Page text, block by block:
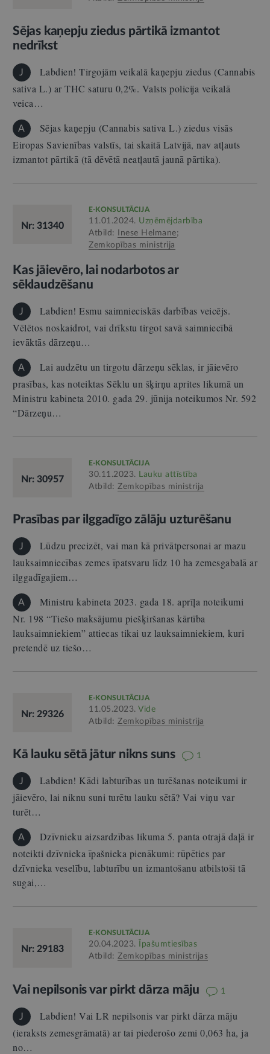
Sējas kaņepju ziedus pārtikā izmantot
nedrīkst
J
Labdien! Tirgojām veikalā kaņepju ziedus (Cannabis
sativa L.) ar THC saturu 0,2%. Valsts policija veikalā
veica…
A
Sējas kaņepju (Cannabis sativa L.) ziedus visās
Eiropas Savienības valstīs, tai skaitā Latvijā, nav atļauts
izmantot pārtikā (tā dēvētā neatļautā jaunā pārtika).
Nr: 31340
E-KONSULTĀCIJA
11.01.2024. Uzņēmējdarbība
Atbild:
Inese Helmane;
Zemkopības ministrija
Kas jāievēro, lai nodarbotos ar
sēklaudzēšanu
J
Labdien! Esmu saimnieciskās darbības veicējs.
Vēlētos noskaidrot, vai drīkstu tirgot savā saimniecībā
ievāktās dārzeņu…
A
Lai audzētu un tirgotu dārzeņu sēklas, ir jāievēro
prasības, kas noteiktas Sēklu un šķirņu aprites likumā un
Ministru kabineta 2010. gada 29. jūnija noteikumos Nr. 592
“Dārzeņu…
Nr: 30957
E-KONSULTĀCIJA
30.11.2023. Lauku attīstība
Atbild: Zemkopības ministrija
Prasības par ilggadīgo zālāju uzturēšanu
J
Lūdzu precizēt, vai man kā privātpersonai ar mazu
lauksaimniecības zemes īpatsvaru līdz 10 ha zemesgabalā ar
ilggadīgajiem…
A
Ministru kabineta 2023. gada 18. aprīļa noteikumi
Nr. 198 “Tiešo maksājumu piešķiršanas kārtība
lauksaimniekiem” attiecas tikai uz lauksaimniekiem, kuri
pretendē uz tiešo…
Nr: 29326
E-KONSULTĀCIJA
11.05.2023. Vide
Atbild: Zemkopības ministrija
Kā lauku sētā jātur nikns suns 1
J
Labdien! Kādi labturības un turēšanas noteikumi ir
jāievēro, lai niknu suni turētu lauku sētā? Vai viņu var
turēt…
A
Dzīvnieku aizsardzības likuma 5. panta otrajā daļā ir
noteikti dzīvnieka īpašnieka pienākumi: rūpēties par
dzīvnieka veselību, labturību un izmantošanu atbilstoši tā
sugai,…
Nr: 29183
E-KONSULTĀCIJA
20.04.2023.
Īpašumtiesības
Atbild: Zemkopības ministrijas
Vai nepilsonis var pirkt dārza māju 1
J
Labdien! Vai LR nepilsonis var pirkt dārza māju
(ieraksts zemesgrāmatā) ar tai piederošo zemi 0,063 ha, ja
no…